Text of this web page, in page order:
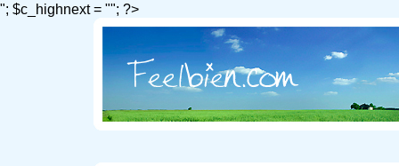
"; $c_highnext = ""; ?>